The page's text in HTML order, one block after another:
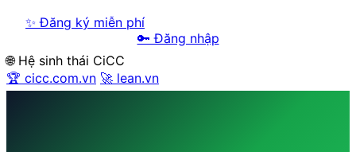
✨ Đăng ký miễn phí
🔑 Đăng nhập
🌐 Hệ sinh thái CiCC
🏆 cicc.com.vn 🚀 lean.vn